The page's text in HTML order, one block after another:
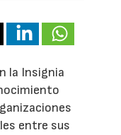
la Insignia
entre sus